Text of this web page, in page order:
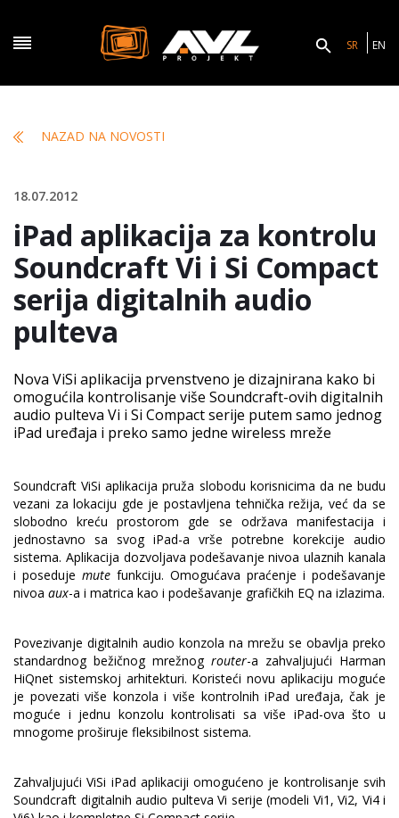
SR EN
NAZAD NA NOVOSTI
18.07.2012
iPad aplikacija za kontrolu
Soundcraft Vi i Si Compact
serija digitalnih audio
pulteva
Nova ViSi aplikacija prvenstveno je dizajnirana kako bi
omogućila kontrolisanje više Soundcraft-ovih digitalnih
audio pulteva Vi i Si Compact serije putem samo jednog
iPad uređaja i preko samo jedne wireless mreže
Soundcraft ViSi aplikacija pruža slobodu korisnicima da ne budu
vezani za lokaciju gde je postavljena tehnička režija, već da se
slobodno kreću prostorom gde se održava manifestacija i
jednostavno sa svog iPad-a vrše potrebne korekcije audio
sistema. Aplikacija dozvoljava podešavanje nivoa ulaznih kanala
i poseduje mute funkciju. Omogućava praćenje i podešavanje
nivoa aux-a i matrica kao i podešavanje grafičkih EQ na izlazima.
Povezivanje digitalnih audio konzola na mrežu se obavlja preko
standardnog bežičnog mrežnog router-a zahvaljujući Harman
HiQnet sistemskoj arhitekturi. Koristeći novu aplikaciju moguće
je povezati više konzola i više kontrolnih iPad uređaja, čak je
moguće i jednu konzolu kontrolisati sa više iPad-ova što u
mnogome proširuje fleksibilnost sistema.
Zahvaljujući ViSi iPad aplikaciji omogućeno je kontrolisanje svih
Soundcraft digitalnih audio pulteva Vi serije (modeli Vi1, Vi2, Vi4 i